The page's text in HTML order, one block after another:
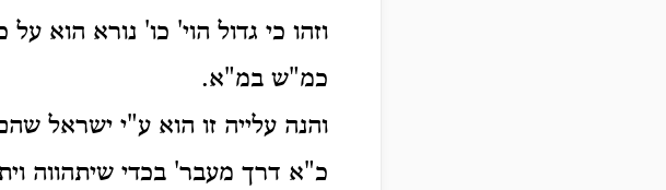
וזהו כי גדול הוי' כו' נורא הוא
כמ"ש במ"א.
והנה עלייה זו הוא ע"י ישראל
כ"א דרך מעבר' בכדי שיתהווה